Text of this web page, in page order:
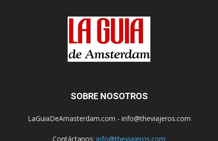
SOBRE NOSOTROS
LaGuiaDeAmasterdam.com - info@theviajeros.com
Contáctanos: info@theviajeros.com